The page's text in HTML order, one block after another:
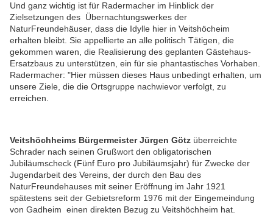
Und ganz wichtig ist für Radermacher im Hinblick der
Zielsetzungen des Übernachtungswerkes der
NaturFreundehäuser, dass die Idylle hier in Veitshöcheim
erhalten bleibt. Sie appellierte an alle politisch Tätigen, die
gekommen waren, die Realisierung des geplanten Gästehaus-
Ersatzbaus zu unterstützen, ein für sie phantastisches Vorhaben.
Radermacher: "Hier müssen dieses Haus unbedingt erhalten, um
unsere Ziele, die die Ortsgruppe nachwievor verfolgt, zu
erreichen.
Veitshöchheims Bürgermeister Jürgen Götz überreichte
Schrader nach seinen Grußwort den obligatorischen
Jubiläumscheck (Fünf Euro pro Jubiläumsjahr) für Zwecke der
Jugendarbeit des Vereins, der durch den Bau des
NaturFreundehauses mit seiner Eröffnung im Jahr 1921
spätestens seit der Gebietsreform 1976 mit der Eingemeindung
von Gadheim einen direkten Bezug zu Veitshöchheim hat.